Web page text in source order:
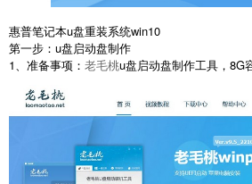
惠普笔记本u盘重装系统win10
第一步：u盘启动盘制作
1、准备事项： 老毛桃u盘启动盘制作工具，8G